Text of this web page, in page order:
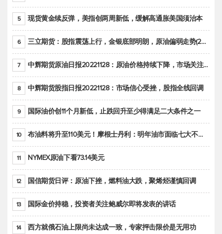
5 现货黄金续反弹，美指创两周新低，缓解高通胀美国须治本
6 三立期货：股指震荡上行，金银底部明朗，原油偏弱走势(20221128收评)
7 中辉期货原油日报20221128：原油价格持续下降，市场关注OPEC+新一轮产能政策
8 中辉期货股指日报20221128：市场信心受挫，股指全线回调
9 国际油价创11个月新低，止跌回升至少得满足二大条件之一
10 布油料将升至110美元！摩根士丹利：明年油市面临七大不确定性
11 NYMEX原油下看73.14美元
12 国信期货日评：原油下挫，燃料油大跌，聚烯烃谨慎回调
13 国际金价持稳，投资者关注鲍威尔即将发表的讲话
14 西方就俄石油上限尚未达成一致，专家抨击限价是无用功